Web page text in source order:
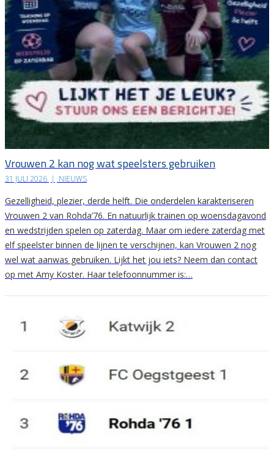
Vrouwen 2 kan nog wat speelsters gebruiken
31 JULI 2026 | NIEUWS
Gezelligheid, plezier, derde helft. Die onderdelen karakteriseren
Vrouwen 2 van Rohda’76. En natuurlijk trainen op woensdagavond
en wedstrijden spelen op zaterdag. Maar om iedere zaterdag met
elf speelster binnen de lijnen te verschijnen, kan Vrouwen 2 nog
wel wat aanwas gebruiken. Lijkt het jou iets? Neem dan contact
op met Amy Koster. Haar telefoonnummer is:…